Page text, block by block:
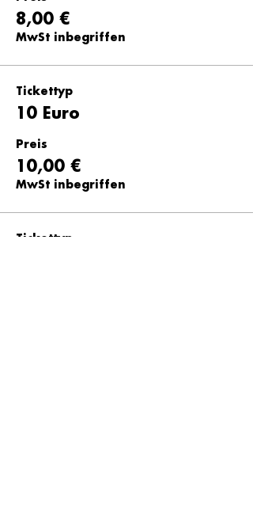
8,00 €
MwSt inbegriffen
Tickettyp
10 Euro
Preis
10,00 €
MwSt inbegriffen
Tickettyp